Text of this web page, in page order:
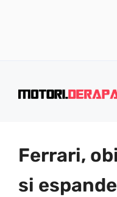
Ferrari,
si